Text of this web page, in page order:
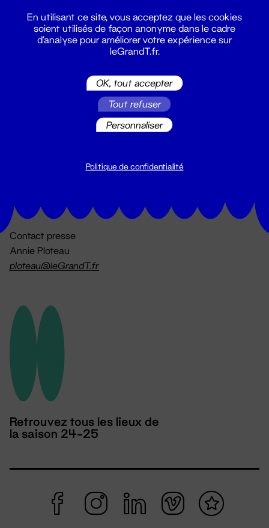
billetterie@leGrandT.fr
Contact presse
Annie Ploteau
ploteau@leGrandT.fr
Retrouvez tous les lieux de
la saison 24-25
En utilisant ce site, vous acceptez que les cookies
soient utilisés de façon anonyme dans le cadre
d'analyse pour améliorer votre expérience sur
leGrandT.fr.
OK, tout accepter
Tout refuser
Personnaliser
Politique de confidentialité